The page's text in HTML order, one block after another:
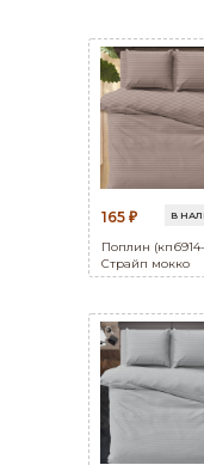
165 ₽ В
Поплин
Страйп мокко